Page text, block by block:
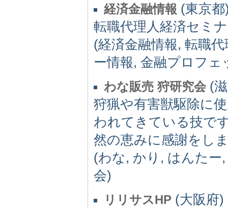
経済金融情報 (東京
転職代理人経済セミ
(経済金融情報, 転職
ー情報, 金融プロフ
わな販売 狩研究会(
狩猟や有害獣駆除に
われてきている技で
然の恵みに感謝をし
(わな, かり, はんたー
会)
リリサスHP (大阪府)